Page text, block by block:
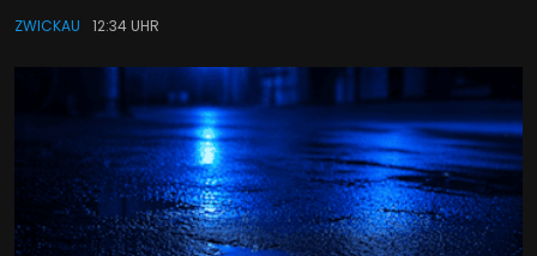
ZWICKAU 12:34 UHR